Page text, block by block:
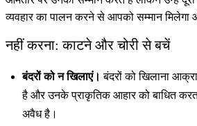
व्यवहार का पालन करने से आपको सम्मान मिलेगा
नहीं करना: काटने और चोरी से बचें
बंदरों को न खिलाएं। बंदरों को खिलाना
है और उनके प्राकृतिक आहार को बाधित
अवैध है।